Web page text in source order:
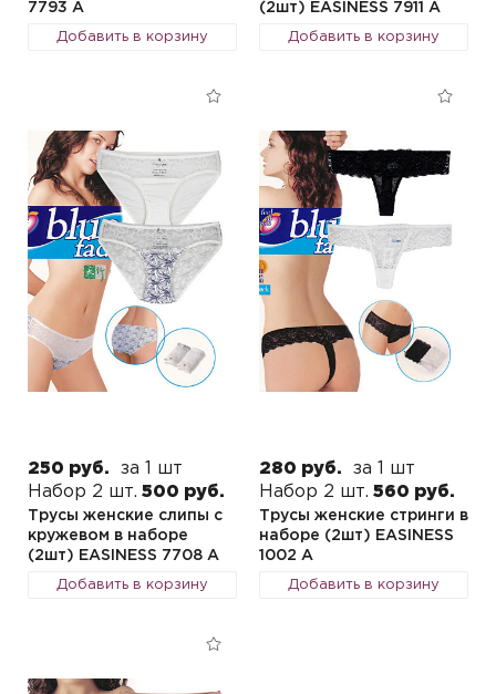
7793 A
Добавить в корзину
(2шт) EASINESS 7911 A
Добавить в корзину
250 руб.
за 1 шт
Набор 2 шт. 500 руб.
Трусы женские слипы с
кружевом в наборе
(2шт) EASINESS 7708 A
Добавить в корзину
280 руб.
за 1 шт
Набор 2 шт. 560 руб.
Трусы женские стринги в
наборе (2шт) EASINESS
1002 A
Добавить в корзину